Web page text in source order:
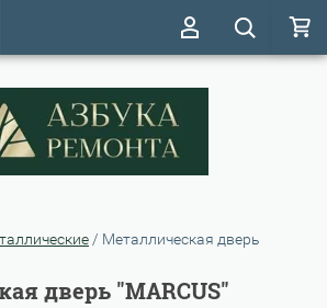
/ Металлическая дверь
дверь "MARCUS"